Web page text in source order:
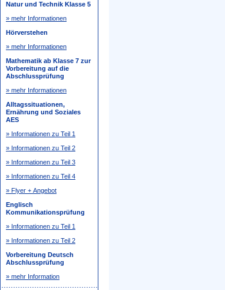
Natur und Technik Klasse 5
» mehr Informationen
Hörverstehen
» mehr Informationen
Mathematik ab Klasse 7 zur
Vorbereitung auf die
Abschlussprüfung
» mehr Informationen
Alltagssituationen,
Ernährung und Soziales
AES
» Informationen zu Teil 1
» Informationen zu Teil 2
» Informationen zu Teil 3
» Informationen zu Teil 4
» Flyer + Angebot
Englisch
Kommunikationsprüfung
» Informationen zu Teil 1
» Informationen zu Teil 2
Vorbereitung Deutsch
Abschlussprüfung
» mehr Information